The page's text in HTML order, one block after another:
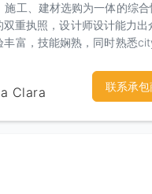
工、建材选购为一体的综合
重执照，设计师设计能力出
富，技能娴熟，同时熟悉
务。 通过多年坚持不懈的努
立了合作关系，同时在办公
。希望有兴趣的广大客户，
Clara
联系承包